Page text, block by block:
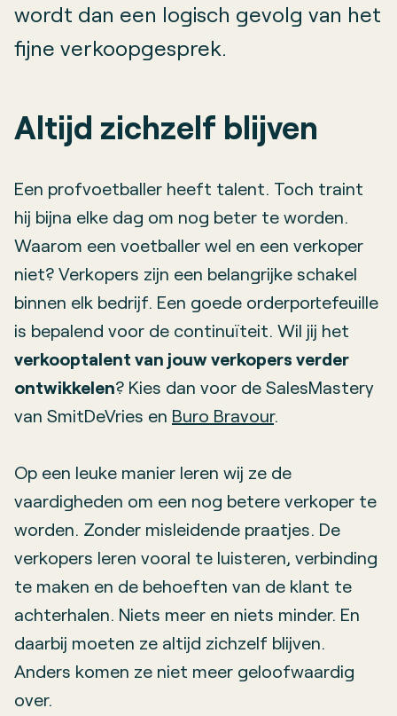
wordt dan een logisch gevolg van het
fijne verkoopgesprek.
Altijd zichzelf blijven
Een profvoetballer heeft talent. Toch traint
hij bijna elke dag om nog beter te worden.
Waarom een voetballer wel en een verkoper
niet? Verkopers zijn een belangrijke schakel
binnen elk bedrijf. Een goede orderportefeuille
is bepalend voor de continuïteit. Wil jij het
verkooptalent van jouw verkopers verder
ontwikkelen? Kies dan voor de SalesMastery
van SmitDeVries en Buro Bravour.
Op een leuke manier leren wij ze de
vaardigheden om een nog betere verkoper te
worden. Zonder misleidende praatjes. De
verkopers leren vooral te luisteren, verbinding
te maken en de behoeften van de klant te
achterhalen. Niets meer en niets minder. En
daarbij moeten ze altijd zichzelf blijven.
Anders komen ze niet meer geloofwaardig
over.